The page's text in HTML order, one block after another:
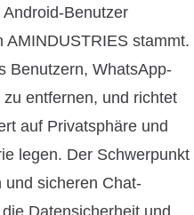
Benutzer
stammt.
Benutzern, WhatsApp-
entfernen, und richtet
auf Privatsphäre und
legen. Der Schwerpunkt
und sicheren Chat-
Datensicherheit und